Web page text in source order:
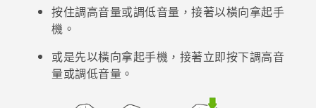
校園專案
銷售通路
支援服務
VIVELAND
按住調高音量或調低音量 ，接著以橫向拿起手
機。
或是先以橫向拿起手機，接著立即按下調高音
量或調低音量 。